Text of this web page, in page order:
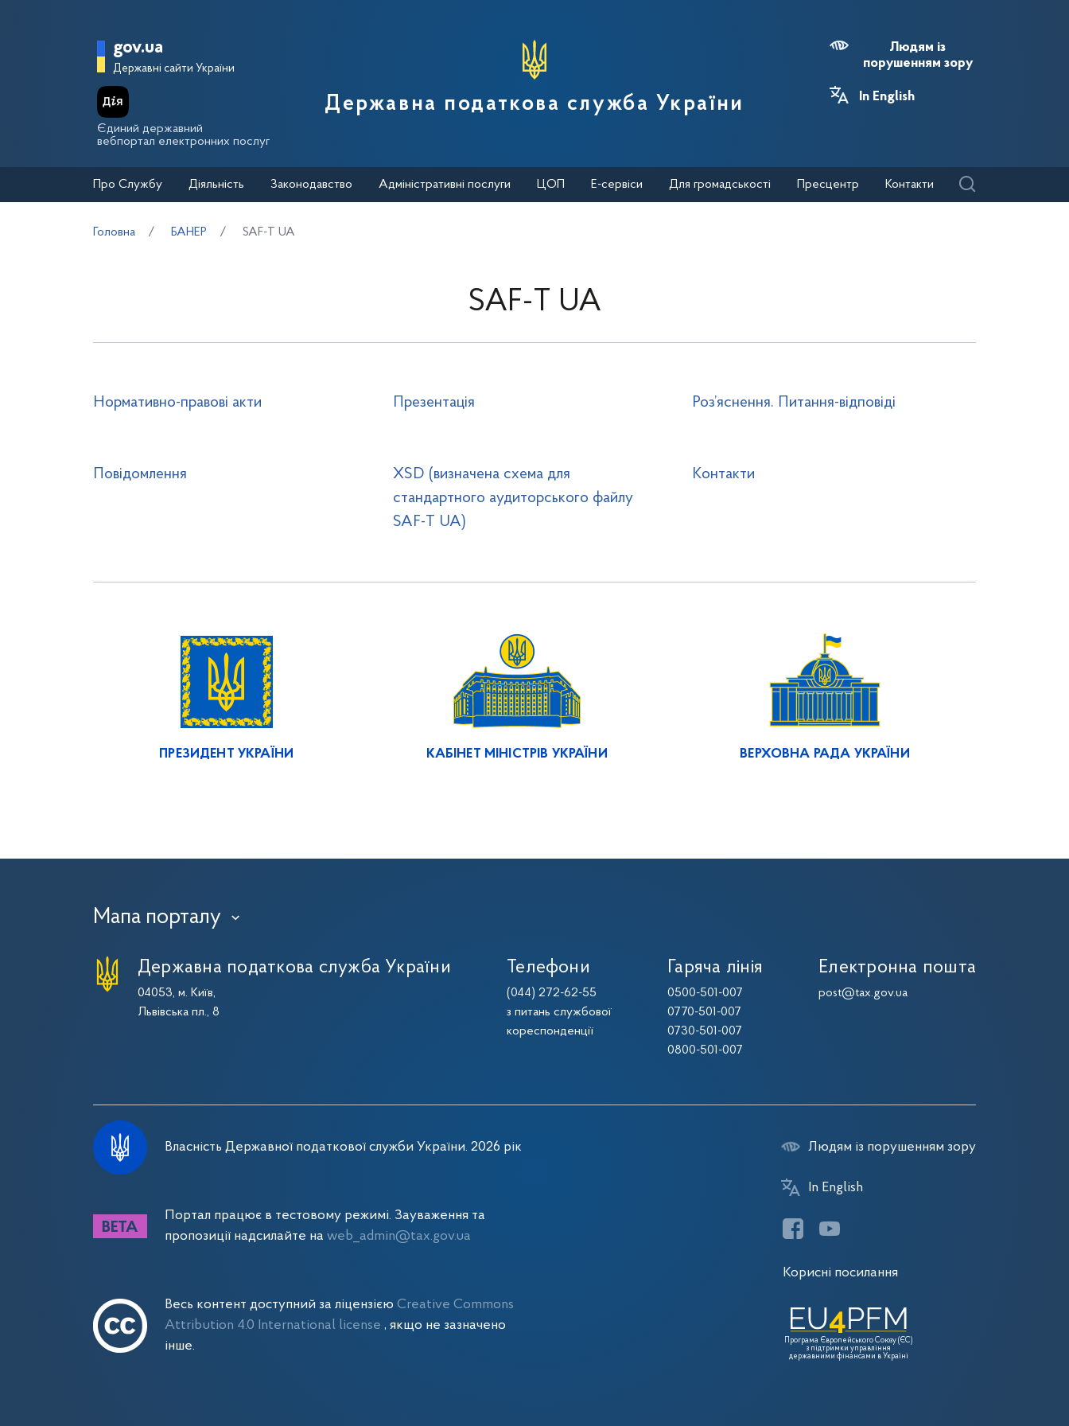
Головна сторінка Державної податкової служби України
gov.ua
Державні сайти України
Єдиний державний
вебпортал електронних послуг
Державна податкова служба України
Людям із
порушенням зору
In English
Про Службу Діяльність Законодавство Адміністративні послуги ЦОП Е-сервіси Для громадськості Пресцентр Контакти
Головна БАНЕР SAF-T UA
SAF-T UA
Нормативно-правові акти Презентація Роз’яснення. Питання-відповіді
Повідомлення
XSD (визначена схема для
стандартного аудиторського файлу
SAF-T UA)
Контакти
ПРЕЗИДЕНТ УКРАЇНИ КАБІНЕТ МІНІСТРІВ УКРАЇНИ ВЕРХОВНА РАДА УКРАЇНИ
Мапа порталу ›
Державна податкова служба України
04053, м. Київ,
Львівська пл., 8
Телефони
(044) 272-62-55
з питань службової
кореспонденції
Гаряча лінія
0500-501-007
0770-501-007
0730-501-007
0800-501-007
Електронна пошта
post@tax.gov.ua
Власність Державної податкової служби України. 2026 рік
Портал працює в тестовому режимі. Зауваження та
пропозиції надсилайте на web_admin@tax.gov.ua
Весь контент доступний за ліцензією Creative Commons
Attribution 4.0 International license , якщо не зазначено
інше.
Людям із порушенням зору
In English
Корисні посилання
Програма Європейського Союзу (ЄС)
з підтримки управління
державними фінансами в Україні